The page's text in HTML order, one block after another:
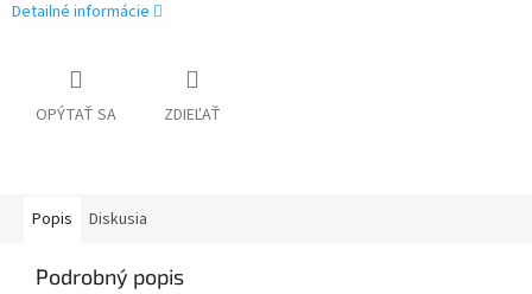
Detailné informácie
OPÝTAŤ SA ZDIEĽAŤ
Popis Diskusia
Podrobný popis